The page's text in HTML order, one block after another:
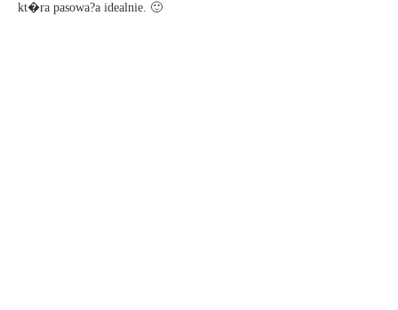
kt�ra pasowa?a idealnie. 🙂